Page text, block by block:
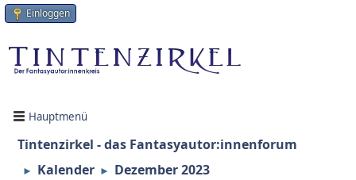
Einloggen
Hauptmenü
Tintenzirkel - das Fantasyautor:innenforum
► Kalender ► Dezember 2023